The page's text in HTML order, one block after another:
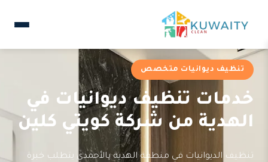
تنظيف ديوانيات متخصص
خدمات تنظيف ديوانيات في
الهدية من شركة كويتي كلين
تنظيف الديوانيات في منطقة الهدية بالأحمدي يتطلب خبرة